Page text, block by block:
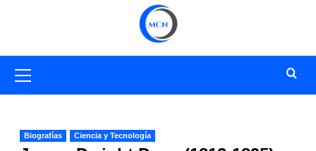
primario
Biografías Ciencia y Tecnología